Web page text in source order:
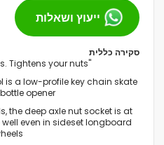
ייעוץ ושאלות
סקירה כללית
"Opens your drinks. Tightens your nuts."
is a low-profile key chain skate
opener.
the deep axle nut socket is at
even in sideset longboard